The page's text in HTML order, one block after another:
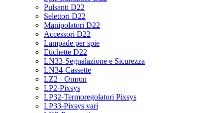
Pulsanti D22
Selettori D22
Manipolatori D22
Accessori D22
Lampade per spie
Etichette D22
LN33-Segnalazione e Sicurezza
LN34-Cassette
LZ2 - Omron
LP2-Pixsys
LP32-Termoregolatori Pixsys
LP33-Pixsys vari